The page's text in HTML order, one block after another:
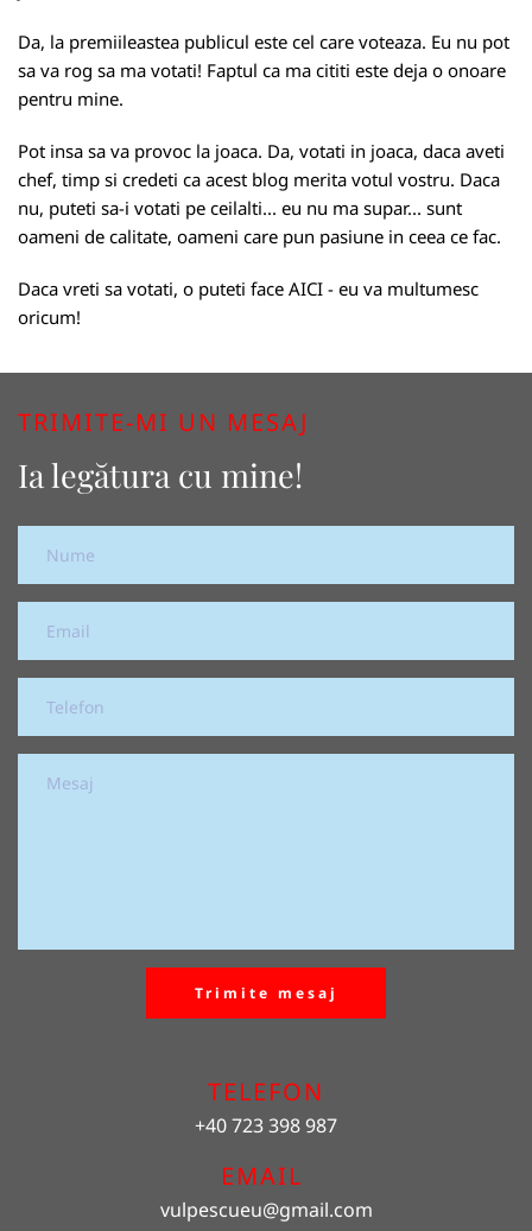
Da, la premiileastea publicul este cel care voteaza. Eu nu pot
sa va rog sa ma votati! Faptul ca ma cititi este deja o onoare
pentru mine.
Pot insa sa va provoc la joaca. Da, votati in joaca, daca aveti
chef, timp si credeti ca acest blog merita votul vostru. Daca
nu, puteti sa-i votati pe ceilalti... eu nu ma supar... sunt
oameni de calitate, oameni care pun pasiune in ceea ce fac.
Daca vreti sa votati, o puteti face AICI - eu va multumesc
oricum!
TRIMITE-MI UN MESAJ
Ia legătura cu mine!
Trimite mesaj
TELEFON
+40 723 398 987
EMAIL
vulpescueu@gmail.com